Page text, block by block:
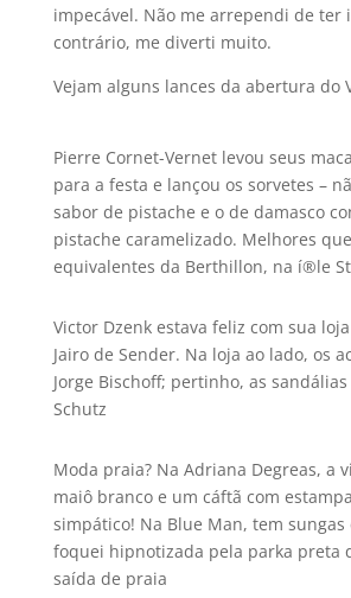
impecável. Não me arrependi de ter
contrário, me diverti muito.
Vejam alguns lances da abertura do
Pierre Cornet-Vernet levou seus
para a festa e lançou os sorvetes –
sabor de pistache e o de damasco
pistache caramelizado. Melhores
equivalentes da Berthillon, na í®le
Victor Dzenk estava feliz com sua
Jairo de Sender. Na loja ao lado, os
Jorge Bischoff; pertinho, as
Schutz
Moda praia? Na Adriana Degreas, a
maiô branco e um cáftã com
simpático! Na Blue Man, tem
foquei hipnotizada pela parka preta
saí­da de praia